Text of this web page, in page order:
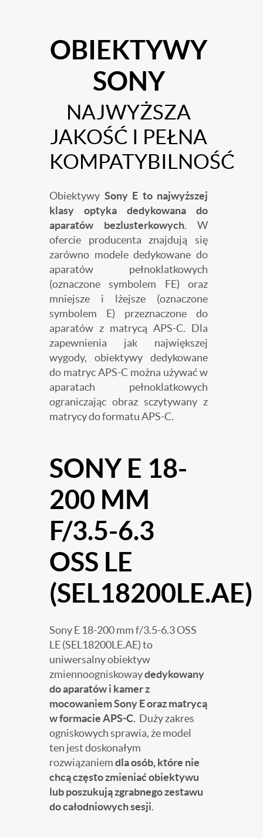
OBIEKTYWY
SONY
NAJWYŻSZA
JAKOŚĆ I PEŁNA
KOMPATYBILNOŚĆ
Obiektywy Sony E to najwyższej
klasy optyka dedykowana do
aparatów bezlusterkowych. W
ofercie producenta znajdują się
zarówno modele dedykowane do
aparatów pełnoklatkowych
(oznaczone symbolem FE) oraz
mniejsze i lżejsze (oznaczone
symbolem E) przeznaczone do
aparatów z matrycą APS-C. Dla
zapewnienia jak największej
wygody, obiektywy dedykowane
do matryc APS-C można używać w
aparatach pełnoklatkowych
ograniczając obraz sczytywany z
matrycy do formatu APS-C.
SONY E 18-
200 MM
F/3.5-6.3
OSS LE
(SEL18200LE.AE)
Sony E 18-200 mm f/3.5-6.3 OSS
LE (SEL18200LE.AE) to
uniwersalny obiektyw
zmiennoogniskowaydedykowany
do aparatów i kamer z
mocowaniem Sony E oraz matrycą
w formacie APS-C. Duży zakres
ogniskowych sprawia, że model
ten jest doskonałym
rozwiązaniemdla osób, które nie
chcą często zmieniać obiektywu
lub poszukują zgrabnego zestawu
do całodniowych sesji.